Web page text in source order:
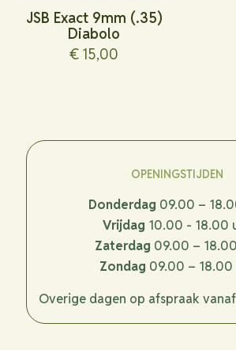
JSB Exact 9mm (.35)
Diabolo
€ 15,00
OPENINGSTIJDEN
Donderdag 09.00 –
Vrijdag 10.00 - 18.00
Zaterdag 09.00 –
Zondag 09.00 – 18.00
Overige dagen op afspraak